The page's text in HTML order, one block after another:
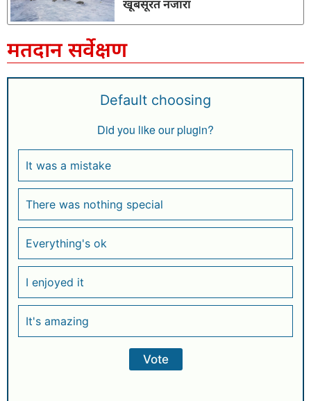
खूबसूरत नजारा
मतदान सर्वेक्षण
Default choosing
Did you like our plugin?
It was a mistake
There was nothing special
Everything's ok
I enjoyed it
It's amazing